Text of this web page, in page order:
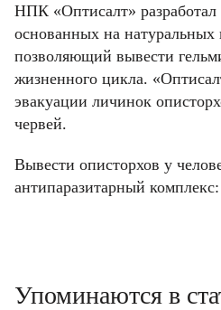
НПК «Оптисалт» разработал
основанных на натуральных
позволяющий вывести
жизненного цикла.
эвакуации личинок
червей.
Вывести описторхов у
антипаразитарный комплекс:
Упоминаются в